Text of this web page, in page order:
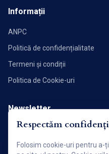
Informații
ANPC
Politică de confidențialitate
Termeni și condiții
Politica de Cookie-uri
Newsletter
Abonează-te pentru a primi
Abonează-te acum!
Respectăm
Folosim cookie-uri pentru